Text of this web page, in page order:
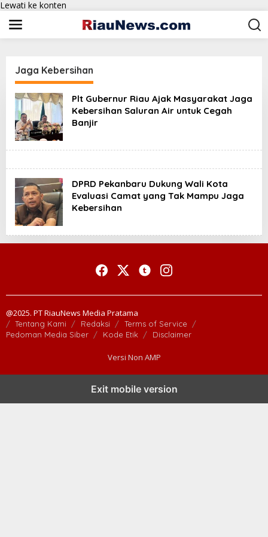
Lewati ke konten
Jaga Kebersihan
Plt Gubernur Riau Ajak Masyarakat Jaga
Kebersihan Saluran Air untuk Cegah
Banjir
DPRD Pekanbaru Dukung Wali Kota
Evaluasi Camat yang Tak Mampu Jaga
Kebersihan
@2025. PT RiauNews Media Pratama
Tentang Kami Redaksi
Terms of Service
Pedoman Media Siber
Kode Etik Disclaimer
Versi Non AMP
Exit mobile version